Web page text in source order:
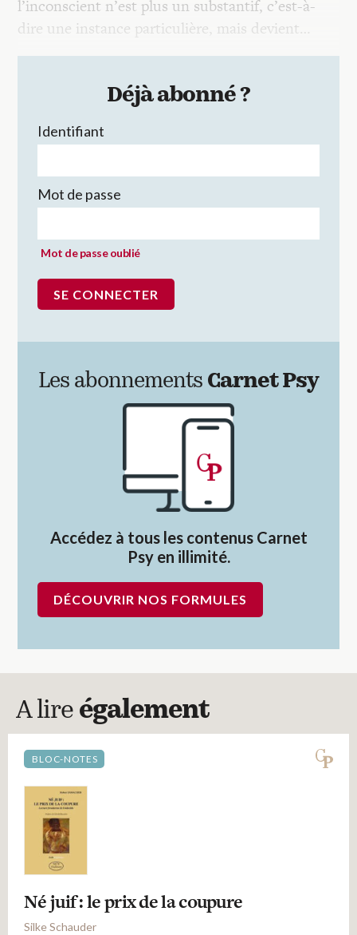
l’inconscient n’est plus un substantif, c’est-à-
dire une instance particulière, mais devient…
Déjà abonné ?
Identifiant
Mot de passe
Mot de passe oublié
Les abonnements Carnet Psy
Accédez à tous les contenus Carnet
Psy en illimité.
DÉCOUVRIR NOS FORMULES
A lire également
BLOC-NOTES
Né juif : le prix de la coupure
Silke Schauder